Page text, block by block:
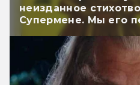
неизданное
Супермене. Мы его